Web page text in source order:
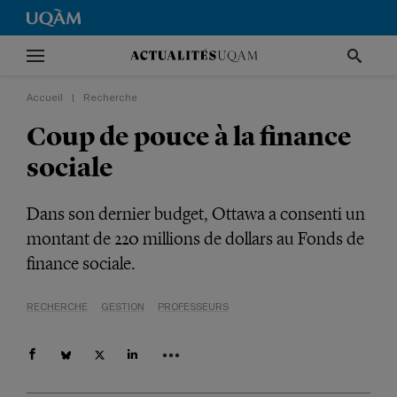
Accueil Recherche
Coup de pouce à la finance
sociale
Dans son dernier budget, Ottawa a consenti un
montant de 220 millions de dollars au Fonds de
finance sociale.
RECHERCHE GESTION PROFESSEURS